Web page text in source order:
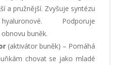
a pružnější. Zvyšuje syntézu
Podporuje
buněk.
(aktivátor buněk) – Pomáhá
chovat se jako mladé